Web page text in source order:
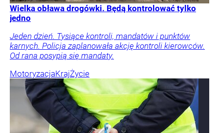
Wielka obława drogówki. Będą kontrolować tylko
jedno
Jeden dzień. Tysiące kontroli, mandatów i punktów
karnych. Policja zaplanowała akcję kontroli kierowców.
Od rana posypią się mandaty.
MotoryzacjaKrajŻycie